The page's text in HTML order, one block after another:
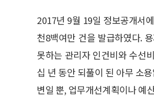
2017년 9월 19일 정보공개서
천8백여만 건을 발급하였다.
못하는 관리자 인건비와 수선
십 년 동안 되풀이 된 아무 소
변일 뿐, 업무개선계획이나 예